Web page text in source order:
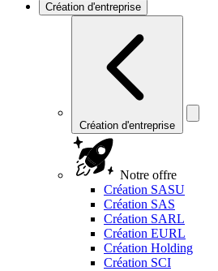
Création d'entreprise
Création d'entreprise
Notre offre
Création SASU
Création SAS
Création SARL
Création EURL
Création Holding
Création SCI